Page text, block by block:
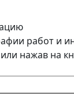
работ и
нажав на